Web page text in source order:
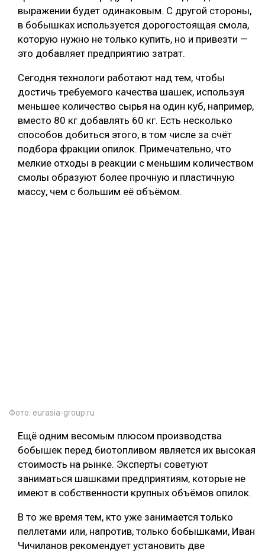
выражении будет одинаковым. С другой стороны,
в бобышках используется дорогостоящая смола,
которую нужно не только купить, но и привезти —
это добавляет предприятию затрат.
Сегодня технологи работают над тем, чтобы
достичь требуемого качества шашек, используя
меньшее количество сырья на один куб, например,
вместо 80 кг добавлять 60 кг. Есть несколько
способов добиться этого, в том числе за счёт
подбора фракции опилок. Примечательно, что
мелкие отходы в реакции с меньшим количеством
смолы образуют более прочную и пластичную
массу, чем с большим её объёмом.
Фото: eurasia-group.ru
Ещё одним весомым плюсом производства
бобышек перед биотопливом является их высокая
стоимость на рынке. Эксперты советуют
заниматься шашками предприятиям, которые не
имеют в собственности крупных объёмов опилок.
В то же время тем, кто уже занимается только
пеллетами или, напротив, только бобышками, Иван
Чичиланов рекомендует установить две